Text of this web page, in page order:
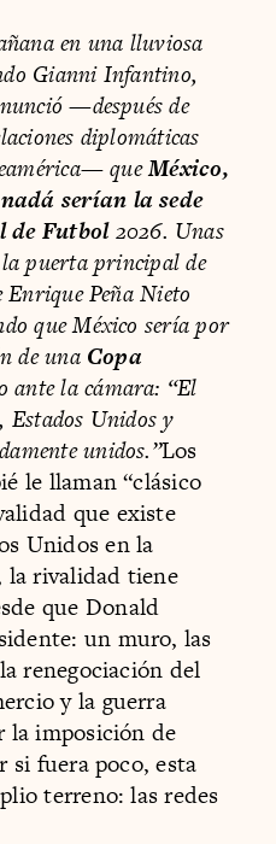
en una lluviosa
Gianni Infantino,
—después de
diplomáticas
queMéxico,
serían la sede
de Futbol2026. Unas
puerta principal de
Peña Nieto
que México sería por
de una Copa
ante la cámara: “El
Estados Unidos y
unidos.”Los
le llaman “clásico
que existe
Unidos en la
la rivalidad tiene
que Donald
un muro, las
renegociación del
y la guerra
la imposición de
si fuera poco, esta
terreno: las redes